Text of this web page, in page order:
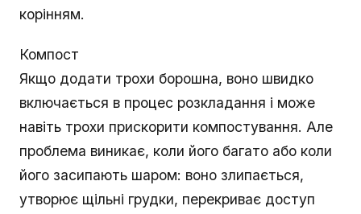
корінням.
Компост
Якщо додати трохи борошна, воно швидко
включається в процес розкладання і може
навіть трохи прискорити компостування. Але
проблема виникає, коли його багато або коли
його засипають шаром: воно злипається,
утворює щільні грудки, перекриває доступ